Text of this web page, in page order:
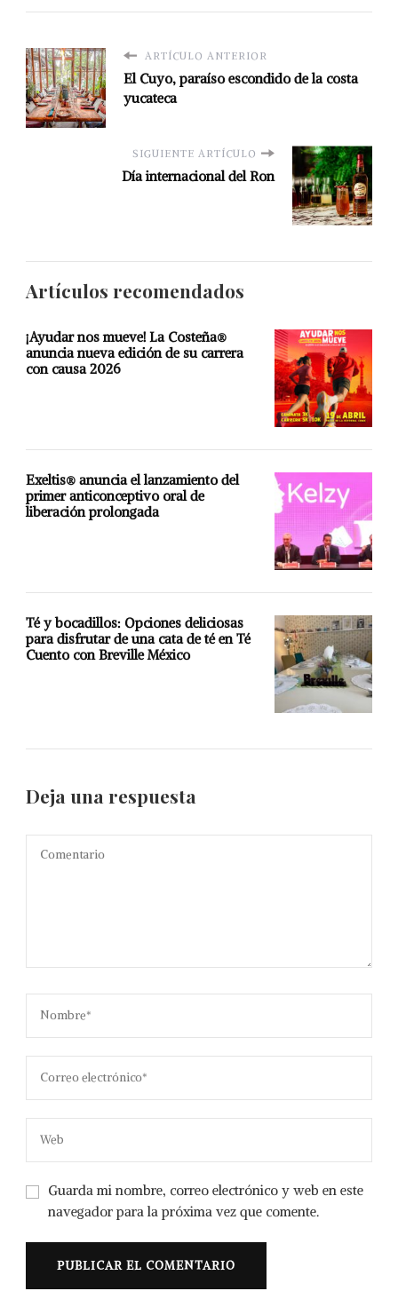
ARTÍCULO ANTERIOR
El Cuyo, paraíso escondido de la costa
yucateca
SIGUIENTE ARTÍCULO
Día internacional del Ron
Artículos recomendados
¡Ayudar nos mueve! La Costeña®
anuncia nueva edición de su carrera
con causa 2026
Exeltis® anuncia el lanzamiento del
primer anticonceptivo oral de
liberación prolongada
Té y bocadillos: Opciones deliciosas
para disfrutar de una cata de té en Té
Cuento con Breville México
Deja una respuesta
Guarda mi nombre, correo electrónico y web en este
navegador para la próxima vez que comente.